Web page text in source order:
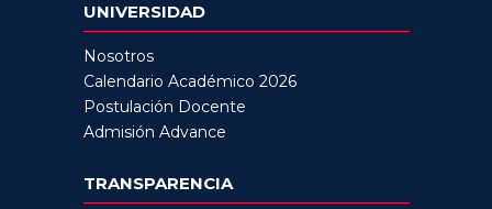
UNIVERSIDAD
Nosotros
Calendario Académico 2026
Postulación Docente
Admisión Advance
TRANSPARENCIA